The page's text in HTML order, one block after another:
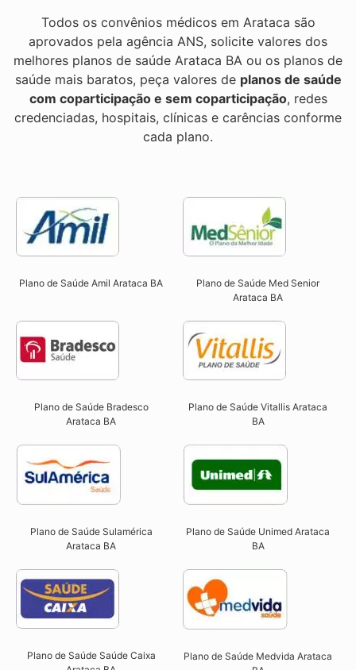
Todos os convênios médicos em Arataca são
aprovados pela agência ANS, solicite valores dos
melhores planos de saúde Arataca BA ou os planos de
saúde mais baratos, peça valores de planos de saúde
com coparticipação e sem coparticipação, redes
credenciadas, hospitais, clínicas e carências conforme
cada plano.
Plano de Saúde Amil Arataca BA
Plano de Saúde Med Senior
Arataca BA
Plano de Saúde Bradesco
Arataca BA
Plano de Saúde Vitallis Arataca
BA
Plano de Saúde Sulamérica
Arataca BA
Plano de Saúde Unimed Arataca
BA
Plano de Saúde Saúde Caixa
Plano de Saúde Medvida Arataca